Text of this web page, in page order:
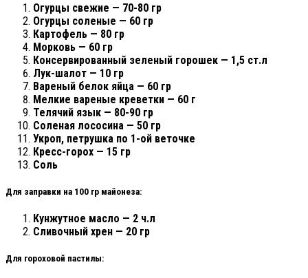
Огурцы свежие — 70-80 гр
Огурцы соленые — 60 гр
Картофель — 80 гр
Морковь — 60 гр
Консервированный зеленый горошек — 1,5 ст.л
Лук-шалот — 10 гр
Вареный белок яйца — 60 гр
Мелкие вареные креветки — 60 г
Телячий язык — 80-90 гр
Соленая лососина — 50 гр
Укроп, петрушка по 1-ой веточке
Кресс-горох — 15 гр
Соль
Для заправки на 100 гр майонеза:
Кунжутное масло — 2 ч.л
Сливочный хрен — 20 гр
Для гороховой пастилы: